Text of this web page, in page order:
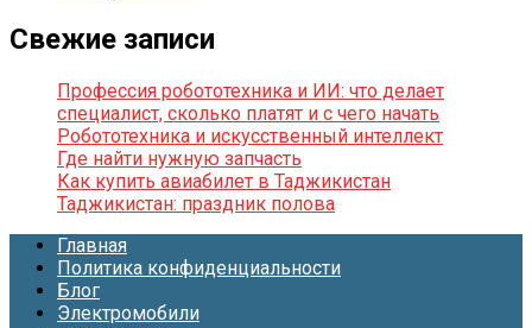
Свежие записи
Профессия робототехника и ИИ: что делает
специалист, сколько платят и с чего начать
Робототехника и искусственный интеллект
Где найти нужную запчасть
Как купить авиабилет в Таджикистан
Таджикистан: праздник полова
Главная
Политика конфиденциальности
Блог
Электромобили